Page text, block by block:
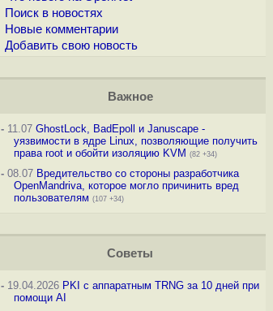
Поиск в новостях
Новые комментарии
Добавить свою новость
Важное
-11.07 GhostLock, BadEpoll и Januscape -
уязвимости в ядре Linux, позволяющие получить
права root и обойти изоляцию KVM (82 +34)
-08.07 Вредительство со стороны разработчика
OpenMandriva, которое могло причинить вред
пользователям (107 +34)
Советы
-19.04.2026 PKI с аппаратным TRNG за 10 дней при
помощи AI